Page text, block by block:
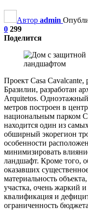
Автор admin
0 299
Поделится
Проект Casa Cavalcante,
Бразилии, разработан
Arquitetos.
метров построен в
национальным парком
находится один из
обширный экорегион
особенности
минимизировать
ландшафт. Кроме того,
оказавших
материальность
участка, очень жаркий
квалификация и
ограниченность